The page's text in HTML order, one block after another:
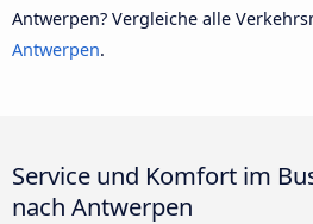
Antwerpen? Vergleiche alle
Antwerpen.
Service und Komfort im
nach Antwerpen